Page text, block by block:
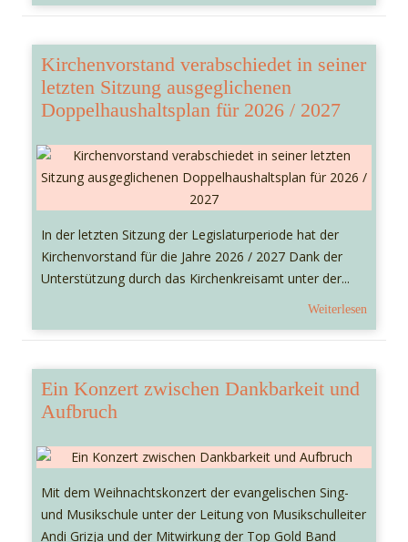
Kirchenvorstand verabschiedet in seiner
letzten Sitzung ausgeglichenen
Doppelhaushaltsplan für 2026 / 2027
In der letzten Sitzung der Legislaturperiode hat der
Kirchenvorstand für die Jahre 2026 / 2027 Dank der
Unterstützung durch das Kirchenkreisamt unter der...
Weiterlesen
Ein Konzert zwischen Dankbarkeit und
Aufbruch
Mit dem Weihnachtskonzert der evangelischen Sing-
und Musikschule unter der Leitung von Musikschulleiter
Andi Grizja und der Mitwirkung der Top Gold Band